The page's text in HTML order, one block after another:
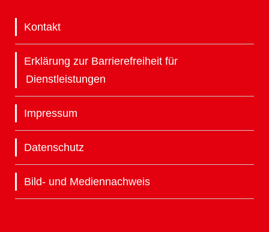
Kontakt
Erklärung zur Barrierefreiheit für
Dienstleistungen
Impressum
Datenschutz
Bild- und Mediennachweis